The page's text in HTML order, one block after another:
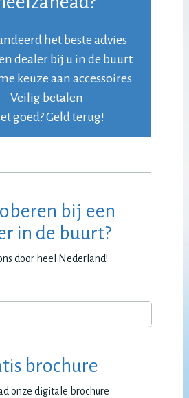
het beste advies
dealer bij u in de buurt
keuze aan accessoires
Veilig betalen
goed? Geld terug!
bij een
in de buurt?
door heel Nederland!
brochure
onze digitale brochure